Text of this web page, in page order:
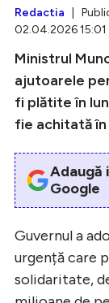
Redactia |
02.04.2026 15:01
Ministrul
ajutoarele
fi plătite în
fie achitată
Adaugă
Google
Guvernul a
urgență care
solidaritate,